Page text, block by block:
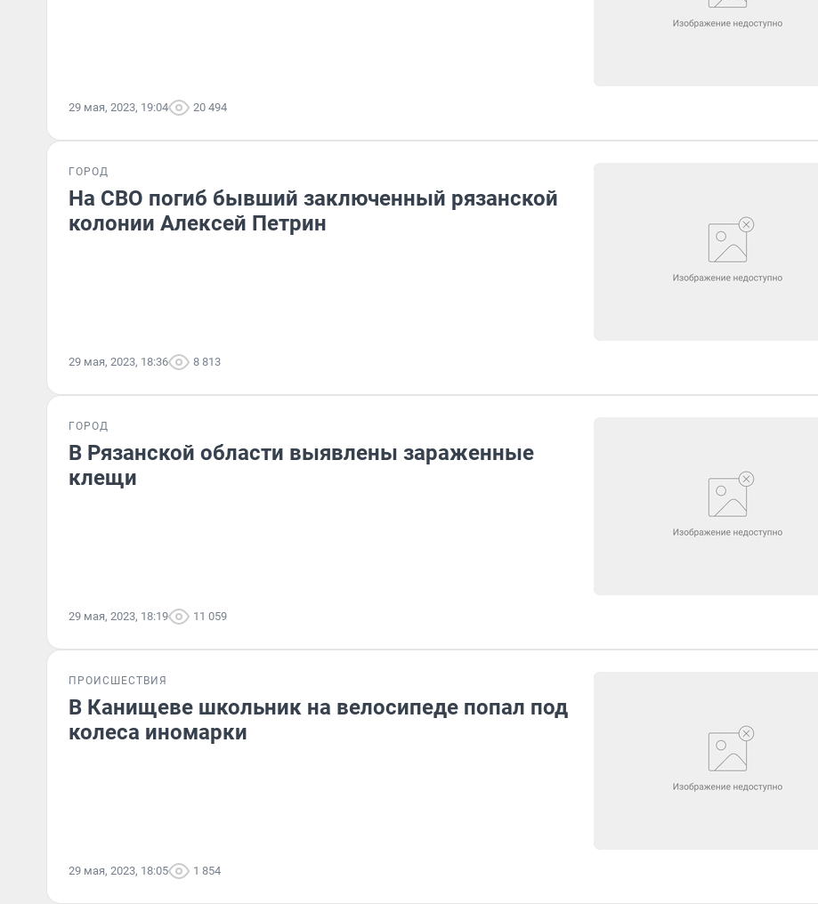
29 мая, 2023, 19:04 20 494
ГОРОД
На СВО погиб бывший заключенный рязанской
колонии Алексей Петрин
29 мая, 2023, 18:36 8 813
ГОРОД
В Рязанской области выявлены зараженные
клещи
29 мая, 2023, 18:19 11 059
ПРОИСШЕСТВИЯ
В Канищеве школьник на велосипеде попал под
колеса иномарки
29 мая, 2023, 18:05 1 854